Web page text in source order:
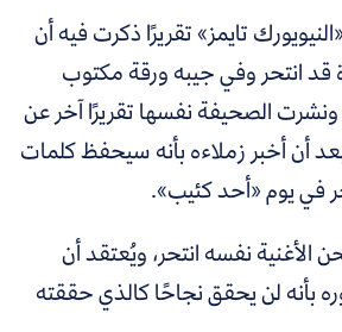
نشرت «النيويورك تايمز» تقريرًا ذكرت فيه أن
قد انتحر وفي جيبه ورقة مكتوب
ونشرت الصحيفة نفسها تقريرًا آخر عن
أن أخبر زملاءه بأنه سيحفظ كلمات
في يوم «أحد كئيب».
الأغنية نفسه انتحر، ويُعتقد أن
بأنه لن يحقق نجاحًا كالذي حققته